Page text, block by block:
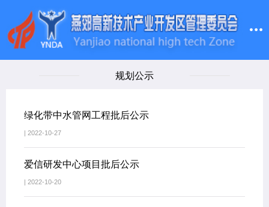
规划公示
绿化带中水管网工程批后公示
| 2022-10-27
爱信研发中心项目批后公示
| 2022-10-20